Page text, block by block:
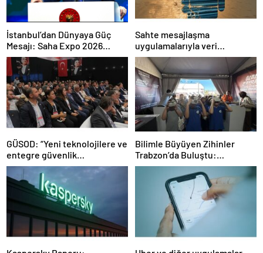
İstanbul’dan Dünyaya Güç
Mesajı: Saha Expo 2026
Rekorlarla Kapılarını Kapattı
Sahte mesajlaşma
uygulamalarıyla veri
sızdırıyorlar- Haber Şafak
GÜSOD: “Yeni teknolojilere ve
entegre güvenlik
sistemlerine önem artacak”-
Haber Şafak
Bilimle Büyüyen Zihinler
Trabzon’da Buluştu:
STEAMFEST’te Bilim Rüzgârı
Esti!- Haber Şafak